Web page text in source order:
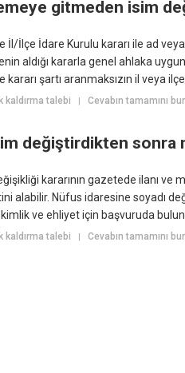
gitmeden isim
İl/İlçe İdare Kurulu kararı ile ad
aldığı kararla genel ahlaka
kararı şartı aranmaksızın il veya
kaldırma talebi | Cevabın tamamını
değiştirdikten sonra
kararının gazetede ilanı
alabilir. Nüfus idaresine soyadı
kimlik ve ehliyet için başvuruda
kaldırma talebi | Cevabın tamamını